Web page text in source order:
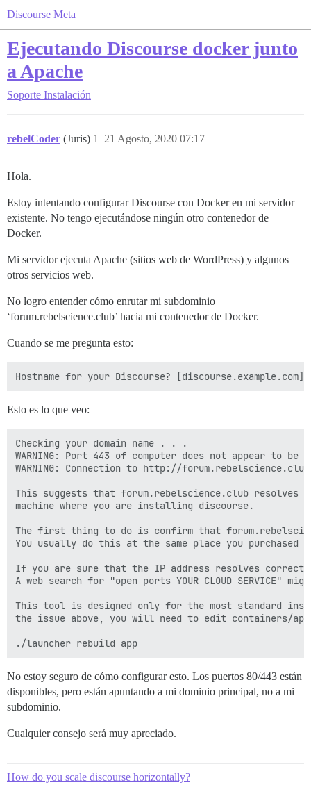
Discourse Meta
Ejecutando Discourse docker junto
a Apache
Soporte Instalación
rebelCoder (Juris) 21 Agosto, 2020 07:17
1
Hola.
Estoy intentando configurar Discourse con Docker en mi servidor
existente. No tengo ejecutándose ningún otro contenedor de
Docker.
Mi servidor ejecuta Apache (sitios web de WordPress) y algunos
otros servicios web.
No logro entender cómo enrutar mi subdominio
‘forum.rebelscience.club’ hacia mi contenedor de Docker.
Cuando se me pregunta esto:
Esto es lo que veo:
Checking your domain name . . .
WARNING: Port 443 of computer does not appear to
WARNING: Connection to http://
This suggests that forum.rebelscience.club
machine where you are installing discourse.
The first thing to do is confirm that
You usually do this at the same place you purchased
If you are sure that the IP address resolves
A web search for "open ports YOUR CLOUD SERVICE"
This tool is designed only for the most standard
the issue above, you will need to edit containers/
No estoy seguro de cómo configurar esto. Los puertos 80/443 están
disponibles, pero están apuntando a mi dominio principal, no a mi
subdominio.
Cualquier consejo será muy apreciado.
How do you scale discourse horizontally?